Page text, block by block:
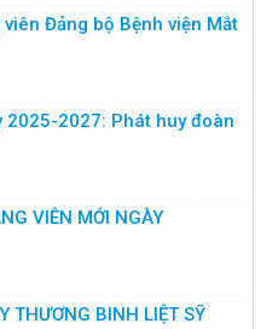
Đảng bộ Bệnh viện Mắt
2025-2027: Phát huy đoàn
VIÊN MỚI NGÀY
THƯƠNG BINH LIỆT SỸ